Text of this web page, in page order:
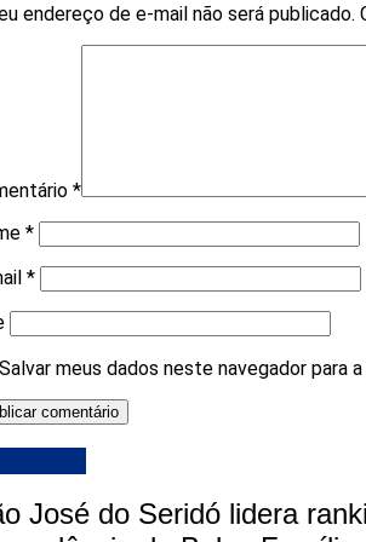
endereço de e-mail não será publicado.
*
*
*
Salvar meus dados neste navegador para
José do Seridó lidera